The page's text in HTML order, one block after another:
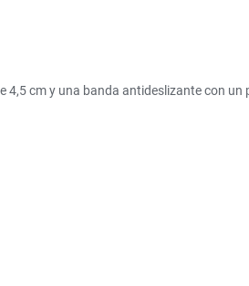
cm y una banda antideslizante con